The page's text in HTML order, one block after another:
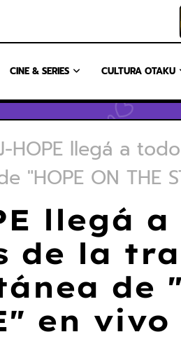
CINE & SERIES CULTURA OTAKU
HOPE llegá a
"HOPE ON THE
llegá
de la
de
en